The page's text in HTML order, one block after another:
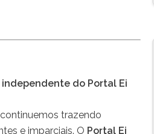
do Portal Ei
trazendo
e imparciais. O Portal Ei